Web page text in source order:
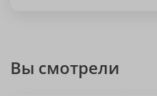
Вы смотрели